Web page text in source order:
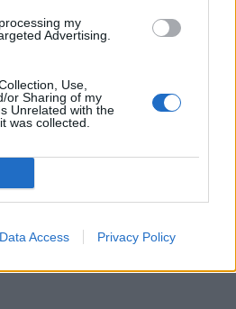
my
Advertising.
Use,
or Sharing of my
Unrelated with the
was collected.
Data Access Privacy Policy